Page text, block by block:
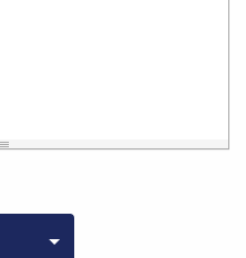
Seleccionar